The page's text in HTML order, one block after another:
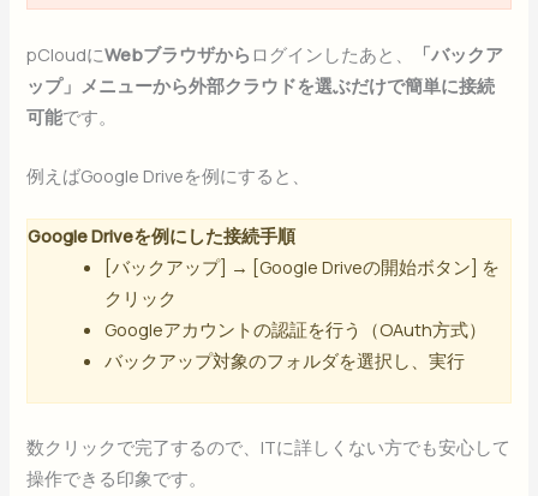
pCloudにWebブラウザから ログインしたあと、
「バックア
ップ」メニューから外部クラウドを選ぶだけで簡単に接続
可能です。
例えばGoogle Driveを例にすると、
Google Driveを例にした接続手順
[バックアップ] → [Google Driveの開始ボタン] を
クリック
Googleアカウントの認証を行う（OAuth方式）
バックアップ対象のフォルダを選択し、実行
数クリックで完了するので、ITに詳しくない方でも安心して
操作できる印象です。